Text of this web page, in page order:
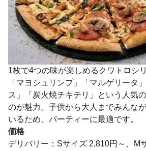
1枚で4つの味が楽しめるクワトロシ
「マヨシュリンプ」「マルゲリータ
ス」「炭火焼チキテリ」という人気
のが魅力。子供から大人までみんな
いるため、パーティーに最適です。
価格
デリバリー：Sサイズ 2,810円～、M